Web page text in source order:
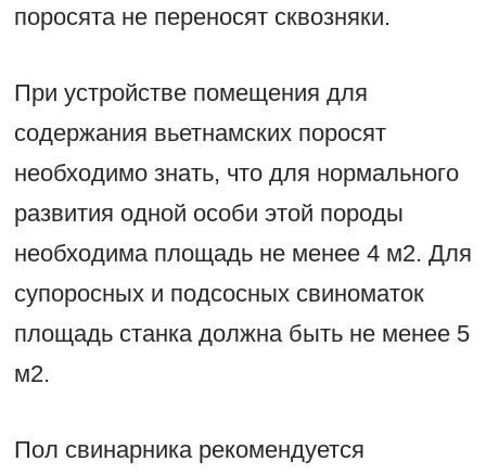
поросята не переносят сквозняки.
При устройстве помещения для
содержания вьетнамских поросят
необходимо знать, что для нормального
развития одной особи этой породы
необходима площадь не менее 4 м2. Для
супоросных и подсосных свиноматок
площадь станка должна быть не менее 5
м2.
Пол свинарника рекомендуется